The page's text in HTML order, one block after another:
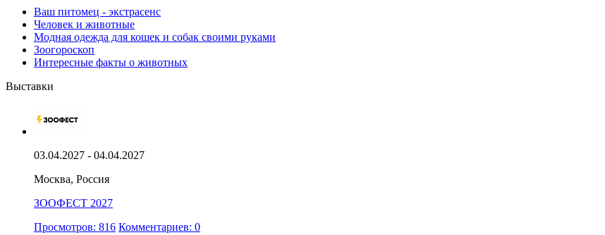
Ваш питомец - экстрасенс
Человек и животные
Модная одежда для кошек и собак своими руками
Зоогороскоп
Интересные факты о животных
Выставки
03.04.2027 - 04.04.2027
Москва, Россия
ЗООФЕСТ 2027
Просмотров: 816 Комментариев: 0